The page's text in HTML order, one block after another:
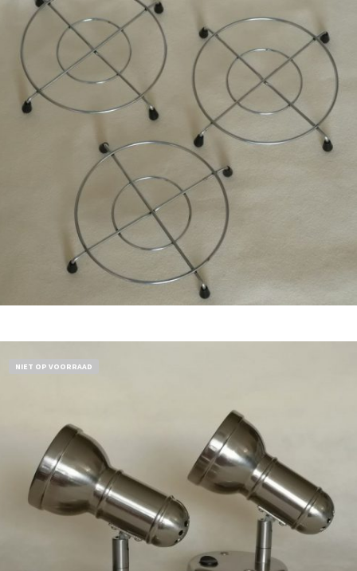
€11,50
NIET OP VOORRAAD